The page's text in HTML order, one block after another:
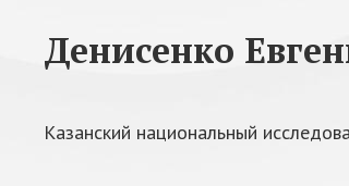
Денисенко
Казанский национальный